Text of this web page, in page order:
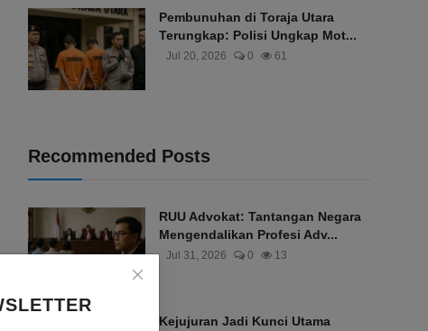
Pembunuhan di Toraja Utara
Terungkap: Polisi Ungkap Mot...
Jul 20, 2026 0 61
Recommended Posts
RUU Advokat: Tantangan Negara
Mengendalikan Profesi Adv...
Jul 31, 2026 0 13
Kejujuran Jadi Kunci Utama